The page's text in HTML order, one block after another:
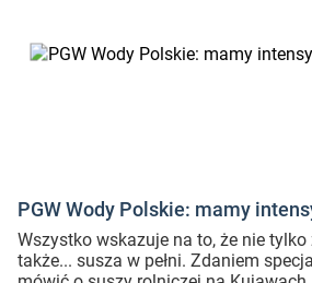
PGW Wody Polskie: mamy
rolniczą
Wszystko wskazuje na to, że nie tylko
także... susza w pełni. Zdaniem